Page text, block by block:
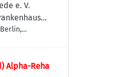
e. V.
Alpha-Reha